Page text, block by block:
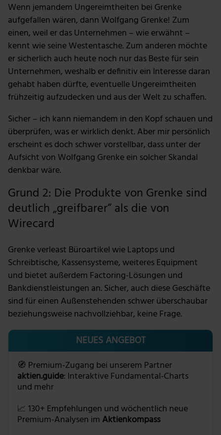
Wenn jemandem Ungereimtheiten bei Grenke
aufgefallen wären, dann Wolfgang Grenke! Zum
einen, weil er das Unternehmen – wie erwähnt –
kennt wie seine Westentasche. Zum anderen möchte
er sicherlich auch heute noch nur das Beste für sein
Unternehmen, weshalb er definitiv ein Interesse daran
gehabt haben dürfte, eventuelle Ungereimtheiten
frühzeitig aufzudecken und aus der Welt zu schaffen.
Sicher – ich kann niemandem in den Kopf schauen und
überprüfen, was er wirklich denkt. Aber mir persönlich
erscheint es doch schwer vorstellbar, dass unter der
Aufsicht von Wolfgang Grenke ein solcher Skandal
denkbar wäre.
Grund 2: Die Produkte von Grenke sind
deutlich „greifbarer“ als die von
Wirecard
Grenke verleast Büroartikel wie Laptops und
Schreibtische, Kassensysteme, weiteres Equipment
und bietet außerdem Factoring-Lösungen und
Bankdienstleistungen an. Sicher, auch diese Geschäfte
sind für einen Außenstehenden schwer überschaubar
beziehungsweise nachvollziehbar, keine Frage.
NEUES ANGEBOT
🧭 Premium-Zugang bei unserem Partner
aktien.guide: Interaktive Fundamental-Charts
und mehr
📈 130+ Empfehlungen und wöchentlich neue
Premium-Analysen im Aktienkompass